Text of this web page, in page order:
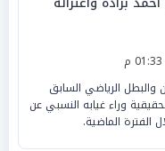
الرياضي السابق
وراء غيابه النسبي عن
الفترة الماضية.